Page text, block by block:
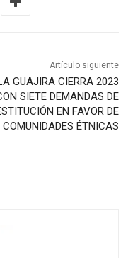
Artículo siguiente
GUAJIRA CIERRA 2023
SIETE DEMANDAS DE
EN FAVOR DE
COMUNIDADES ÉTNICAS